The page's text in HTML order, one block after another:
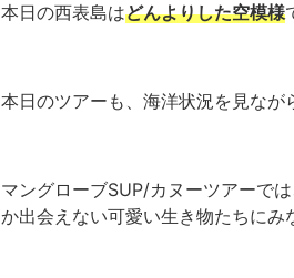
本日の西表島はどんよりした空模様
本日のツアーも、海洋状況を見なが
マングローブSUP/カヌーツアーで
か出会えない可愛い生き物たちにみ